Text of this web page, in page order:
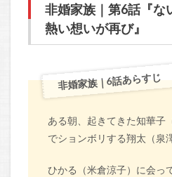
非婚家族｜第6話『な
熱い想いが再び』
非婚家族｜6話あらすじ
ある朝、起きてきた知華子
でションボリする翔太（泉
ひかる（米倉涼子）に会っ